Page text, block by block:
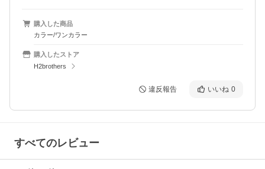
購入した商品
カラー/ワンカラー
購入したストア
H2brothers
違反報告 いいね 0
すべてのレビュー